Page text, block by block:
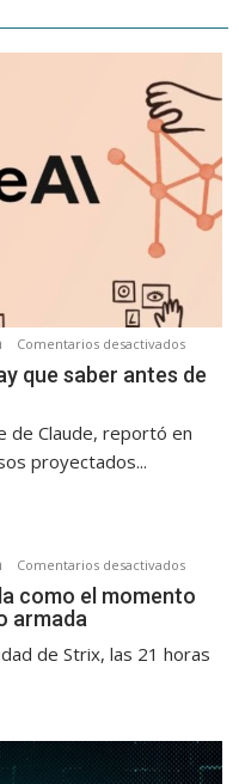
Comentarios desactivadosen
¿Es
de
la
que saber antes de
de Claude, reportó en
proyectados...
Comentarios desactivadosen
Las
como
como el momento
armada
de Strix, las 21 horas